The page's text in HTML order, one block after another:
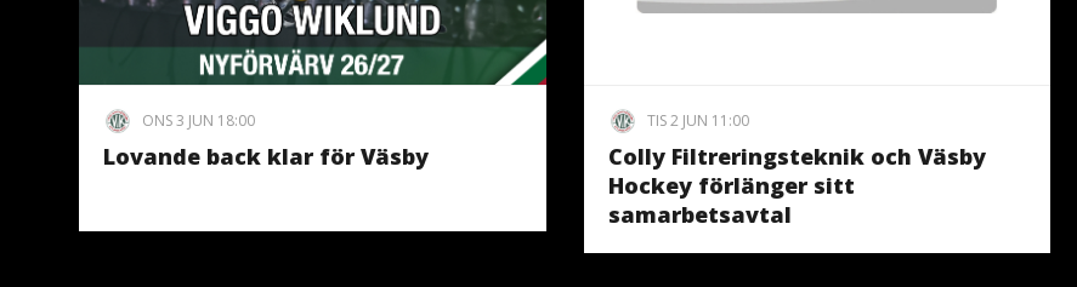
ONS 3 JUN 18:00
Lovande back klar för Väsby
TIS 2 JUN 11:00
Colly Filtreringsteknik och Väsby
Hockey förlänger sitt
samarbetsavtal